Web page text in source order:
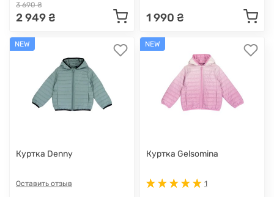
3 690 ₴
2 949 ₴ 1 990 ₴
NEW
Куртка Denny
Оставить отзыв
NEW
Куртка Gelsomina
1